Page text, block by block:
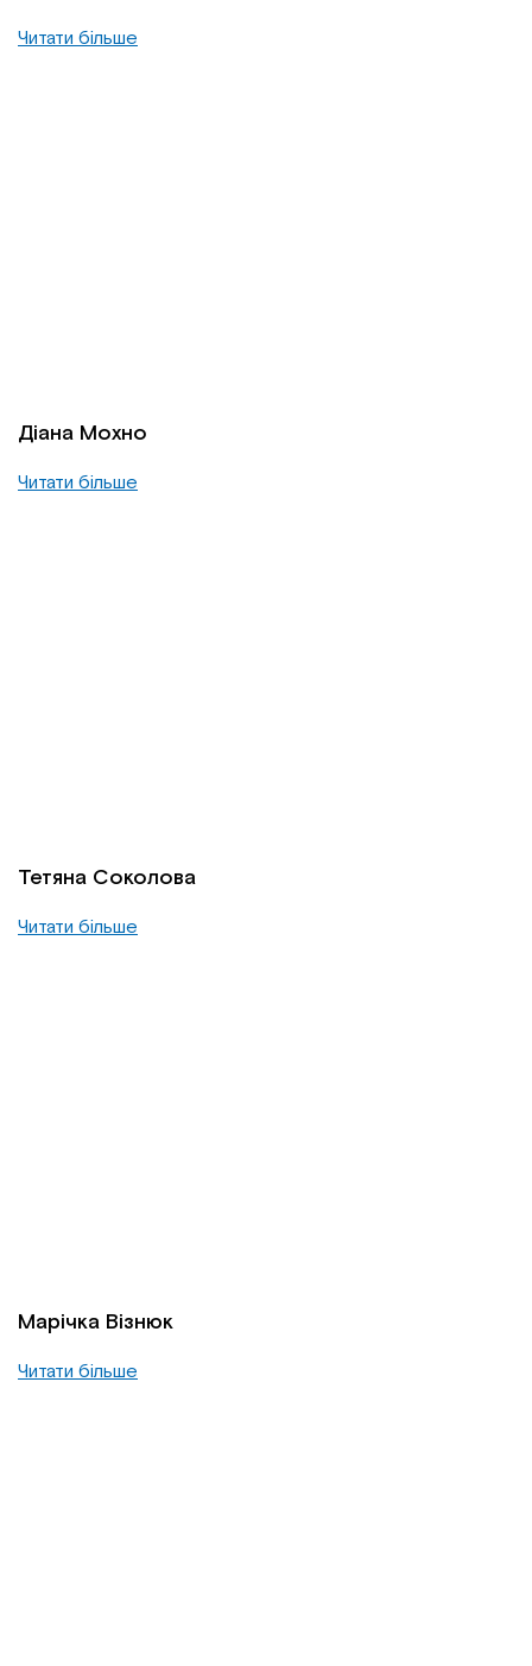
Читати більше
Діана Мохно
Читати більше
Тетяна Соколова
Читати більше
Марічка Візнюк
Читати більше